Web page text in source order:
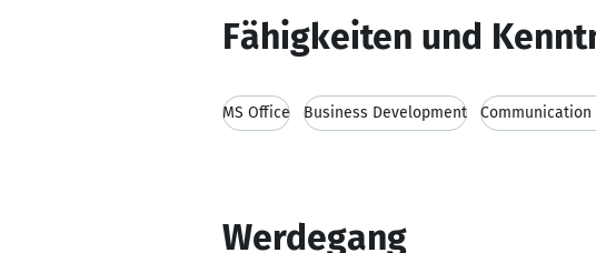
Fähigkeiten und
MS Office Business Development
Werdegang